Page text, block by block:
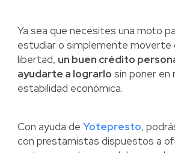
Ya sea que necesites una moto
estudiar o simplemente moverte
libertad, un buen crédito
ayudarte a lograrlo sin poner en
estabilidad económica.
Con ayuda de Yotepresto,
con prestamistas dispuestos a